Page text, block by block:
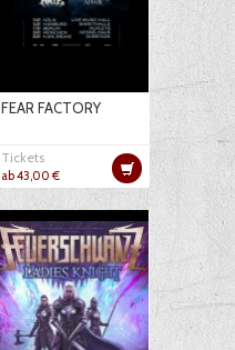
FEAR FACTORY
Tickets
ab 43,00 €